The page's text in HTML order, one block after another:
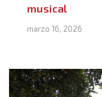
musical
marzo 16, 2026